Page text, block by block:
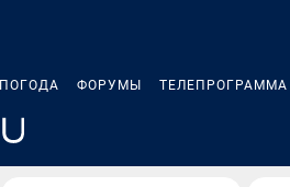
ПОГОДА ФОРУМЫ ТЕЛЕПРОГРАММА